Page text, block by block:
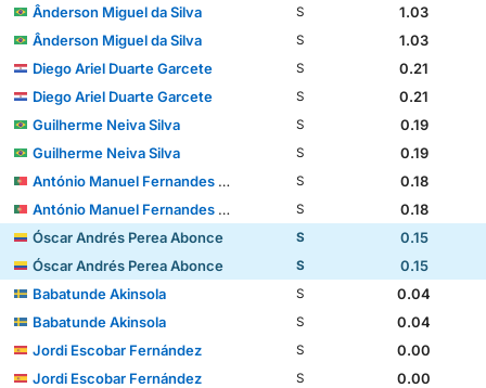
Ânderson Miguel da Silva S
1.03
Ânderson Miguel da Silva
S
1.03
Diego Ariel Duarte Garcete
S
0.21
Diego Ariel Duarte Garcete
S
0.21
Guilherme Neiva Silva
S
0.19
Guilherme Neiva Silva
S
0.19
António Manuel Fernandes Mendes
S
0.18
António Manuel Fernandes Mendes
S
0.18
Óscar Andrés Perea Abonce
S
0.15
Óscar Andrés Perea Abonce
S
0.15
Babatunde Akinsola
S
0.04
Babatunde Akinsola
S
0.04
Jordi Escobar Fernández
S
0.00
Jordi Escobar Fernández
S
0.00